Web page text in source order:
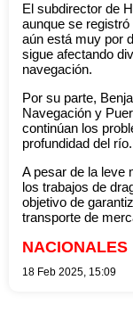
El subdirector de
aunque se
aún está muy por
sigue afectando
navegación.
Por su parte,
Navegación y
continúan los
profundidad del río.
A pesar de la leve
los trabajos de
objetivo de
transporte de
NACIONALES
18 Feb 2025, 15:09